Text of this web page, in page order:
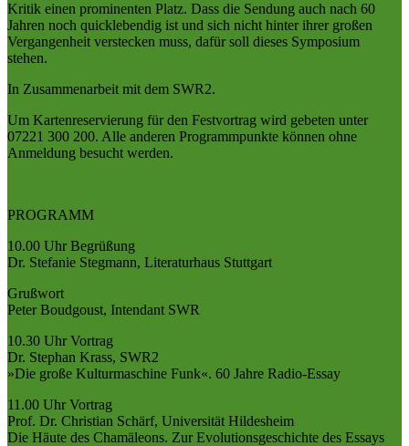
Kritik einen prominenten Platz. Dass die Sendung auch nach 60
Jahren noch quicklebendig ist und sich nicht hinter ihrer großen
Vergangenheit verstecken muss, dafür soll dieses Symposium
stehen.
In Zusammenarbeit mit dem SWR2.
Um Kartenreservierung für den Festvortrag wird gebeten unter
07221 300 200. Alle anderen Programmpunkte können ohne
Anmeldung besucht werden.
PROGRAMM
10.00 Uhr Begrüßung
Dr. Stefanie Stegmann, Literaturhaus Stuttgart
Grußwort
Peter Boudgoust, Intendant SWR
10.30 Uhr Vortrag
Dr. Stephan Krass, SWR2
»Die große Kulturmaschine Funk«. 60 Jahre Radio-Essay
11.00 Uhr Vortrag
Prof. Dr. Christian Schärf, Universität Hildesheim
Die Häute des Chamäleons. Zur Evolutionsgeschichte des Essays